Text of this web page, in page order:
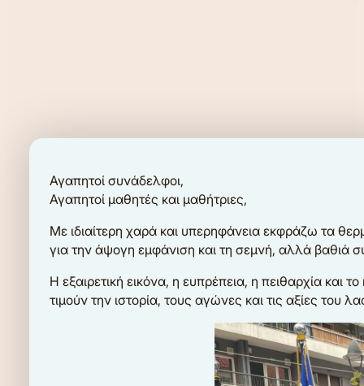
Αγαπητοί συνάδελφοι,
Αγαπητοί μαθητές και μαθήτριες,
Με ιδιαίτερη χαρά και υπερηφάνεια εκφράζω τα
για την άψογη εμφάνιση και τη σεμνή, αλλά βαθιά
Η εξαιρετική εικόνα, η ευπρέπεια, η πειθαρχία και
τιμούν την ιστορία, τους αγώνες και τις αξίες του